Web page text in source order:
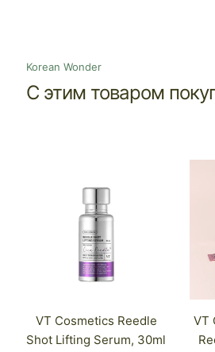
Korean Wonder
С этим товаром
VT Cosmetics Reedle
Shot Lifting Serum, 30ml
VT